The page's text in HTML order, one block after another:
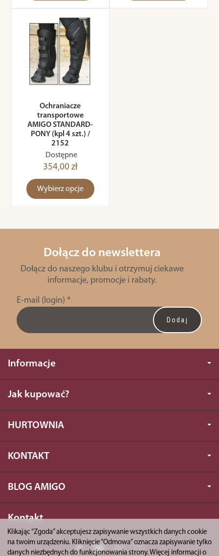
Ochraniacze
transportowe
AMIGO STANDARD-
PONY (kpl 4 szt.) /
2152
Dostępne
354,00 zł
Wybierz opcje
Dołącz do newslettera
Dołącz do naszego klubu i otrzymuj ciekawe
informacje, promocje i rabaty.
E-mail (login) *
Informacje
Jak kupować?
HURTOWNIA
KONTAKT
BLOG AMIGO
Kontakt
Klikając “Zgoda” akceptujesz zapisywanie wszystkich danych cookie
na twoim urządzeniu. Kliknięcie “Odmowa” oznacza zapisywanie tylko
danych niezbędnych do funkcjonowania strony. Więcej informacji o